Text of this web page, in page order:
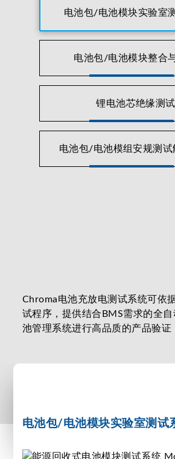
电池包/电池模块实验室
电池包/电池模块整合
锂电池芯绝缘测试
电池包/电池模组安规测试
Chroma电池充放电测试系统可依
试程序，提供结合BMS需求的全
池管理系统进行高品质的产品验证
电池包/电池模块实验室测试